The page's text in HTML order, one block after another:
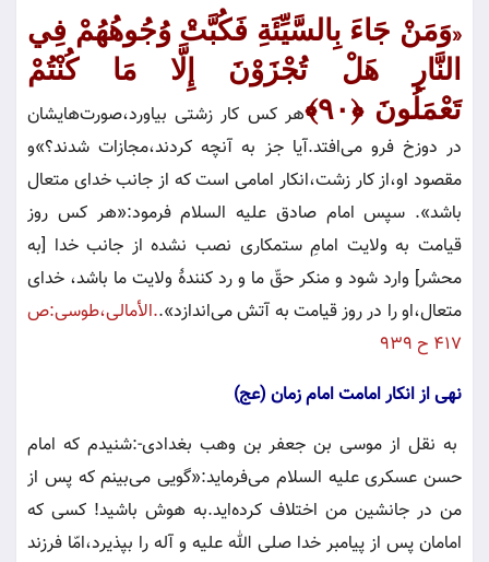
«وَمَنْ جَاءَ بِالسَّيِّئَةِ فَكُبَّتْ وُجُوهُهُمْ فِي
النَّارِ هَلْ تُجْزَوْنَ إِلَّا مَا كُنْتُمْ
تَعْمَلُونَ﴿۹۰﴾
هر كس كار زشتى بياورد،صورت‌هايشان
در دوزخ فرو مى‌افتد.آيا جز به آنچه كردند،مجازات شدند؟»و
مقصود او،از كار زشت،انكار امامى است كه از جانب خداى متعال
باشد». سپس امام صادق عليه السلام فرمود:«هر كس روز
قيامت به ولايت امامِ‌ ستمكارى نصب نشده از جانب خدا [به
محشر] وارد شود و منكر حقّ‌ ما و رد كنندۀ ولايت ما باشد، خداى
متعال،او را در روز قيامت به آتش مى‌اندازد»..الأمالى،طوسى:ص
٤١٧ ح ٩٣٩
نهى از انكار امامت امام زمان (عج)
به نقل از موسى بن جعفر بن وهب بغدادى-:شنيدم كه امام
حسن عسكرى عليه السلام مى‌فرمايد:«گويى مى‌بينم كه پس از
من در جانشين من اختلاف كرده‌ايد.به هوش باشيد! كسى كه
امامان پس از پيامبر خدا صلى الله عليه و آله را بپذيرد،امّا فرزند